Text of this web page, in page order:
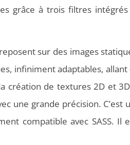
grâce à trois filtres
sur des images
infiniment adaptables,
création de textures 2D et
une grande précision. C’est
compatible avec SASS. Il